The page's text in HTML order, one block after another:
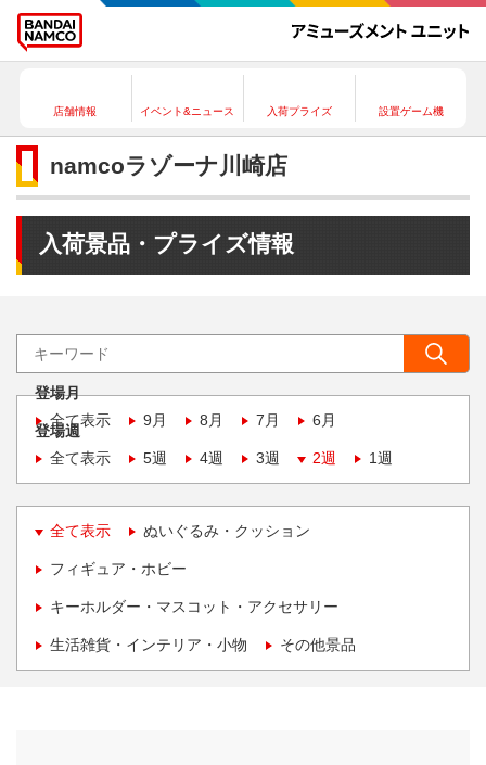
店舗情報 イベント&ニュース 入荷プライズ 設置ゲーム機
namcoラゾーナ川崎店
入荷景品・プライズ情報
登場月
全て表示
9月 8月 7月 6月
登場週
全て表示
5週 4週 3週 2週 1週
全て表示 ぬいぐるみ・クッション
フィギュア・ホビー
キーホルダー・マスコット・アクセサリー
生活雑貨・インテリア・小物 その他景品